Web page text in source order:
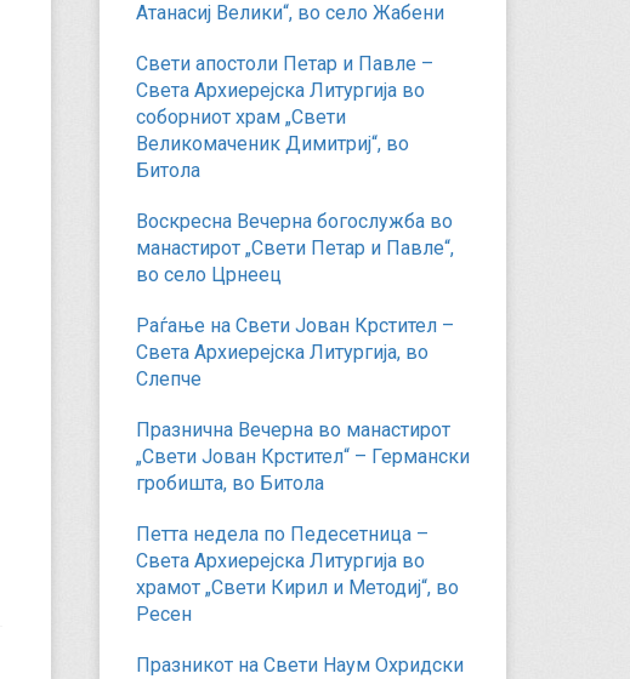
Атанасиј Велики“, во село Жабени
Свети апостоли Петар и Павле –
Света Архиерејска Литургија во
соборниот храм „Свети
Великомаченик Димитриј“, во
Битола
Воскресна Вечерна богослужба во
манастирот „Свети Петар и Павле“,
во село Црнеец
Раѓање на Свети Јован Крстител –
Света Архиерејска Литургија, во
Слепче
Празнична Вечерна во манастирот
„Свети Јован Крстител“ – Германски
гробишта, во Битола
Петта недела по Педесетница –
Света Архиерејска Литургија во
храмот „Свети Кирил и Методиј“, во
Ресен
Празникот на Свети Наум Охридски